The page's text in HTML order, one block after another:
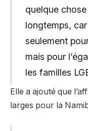
quelque
longtemps,
seulement
mais pour
les familles
Elle a ajouté que
larges pour la